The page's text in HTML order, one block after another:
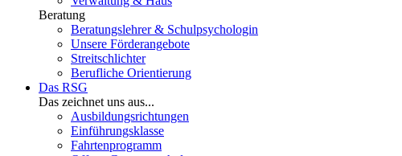
Beratung
Beratungslehrer & Schulpsychologin
Unsere Förderangebote
Streitschlichter
Berufliche Orientierung
Das RSG
Das zeichnet uns aus...
Ausbildungsrichtungen
Einführungsklasse
Fahrtenprogramm